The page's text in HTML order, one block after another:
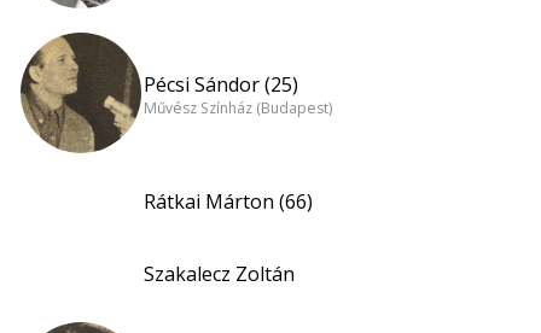
Pécsi Sándor (25)
Művész Színház (Budapest)
Rátkai Márton (66)
Szakalecz Zoltán